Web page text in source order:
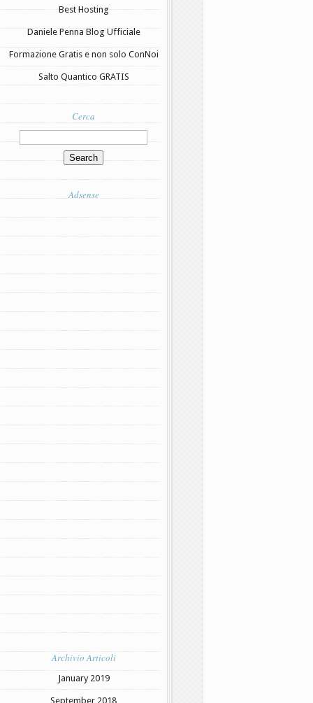
Best Hosting
Daniele Penna Blog Ufficiale
Formazione Gratis e non solo ConNoi
Salto Quantico GRATIS
Cerca
Adsense
Archivio Articoli
January 2019
September 2018